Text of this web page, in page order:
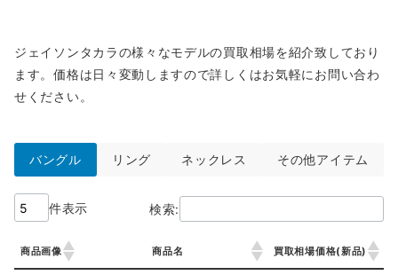
ジェイソンタカラの様々なモデルの買取相場を紹介致しており
ます。価格は日々変動しますので詳しくはお気軽にお問い合わ
せください。
バングル リング ネックレス その他アイテム
件表示 検索:
商品画像 商品名 買取相場価格(新品)